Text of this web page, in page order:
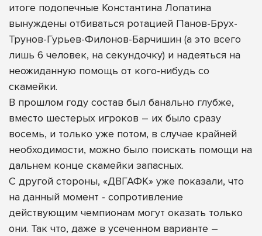
итоге подопечные Константина Лопатина
вынуждены отбиваться ротацией Панов-Брух-
Трунов-Гурьев-Филонов-Барчишин (а это всего
лишь 6 человек, на секундочку) и надеяться на
неожиданную помощь от кого-нибудь со
скамейки.
В прошлом году состав был банально глубже,
вместо шестерых игроков – их было сразу
восемь, и только уже потом, в случае крайней
необходимости, можно было поискать помощи на
дальнем конце скамейки запасных.
С другой стороны, «ДВГАФК» уже показали, что
на данный момент - сопротивление
действующим чемпионам могут оказать только
они. Так что, даже в усеченном варианте –